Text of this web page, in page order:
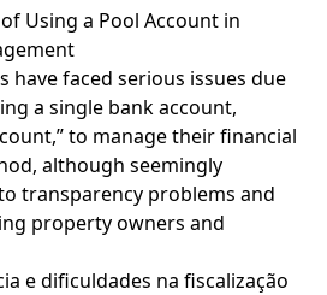
Using a Pool Account in
have faced serious issues due
a single bank account,
to manage their financial
although seemingly
transparency problems and
property owners and
e dificuldades na fiscalização